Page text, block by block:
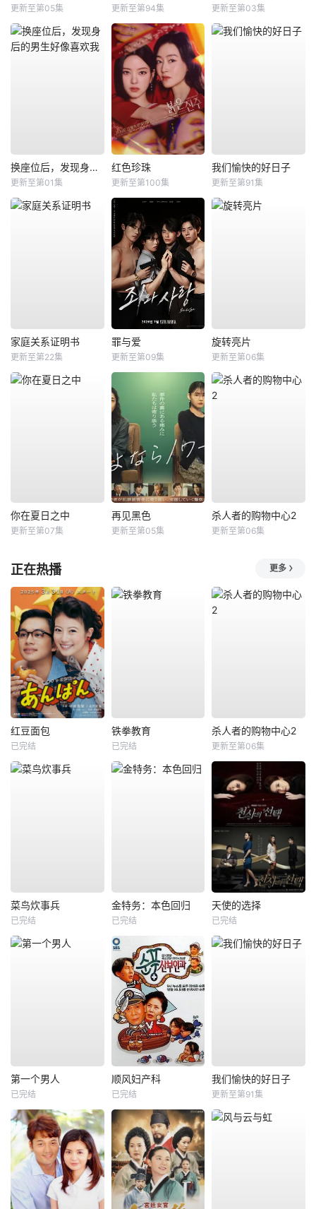
更新至第05集 更新至第94集 更新至第03集
换座位后，发现身后的男生好像喜欢我
更新至第01集
红色珍珠
更新至第100集
我们愉快的好日子
更新至第91集
家庭关系证明书
更新至第22集
罪与爱
更新至第09集
旋转亮片
更新至第06集
你在夏日之中
更新至第07集
再见黑色
更新至第05集
杀人者的购物中心2
更新至第06集
正在热播 更多
红豆面包
已完结
铁拳教育
已完结
杀人者的购物中心2
更新至第06集
菜鸟炊事兵
已完结
金特务：本色回归
已完结
天使的选择
已完结
第一个男人
已完结
顺风妇产科
已完结
我们愉快的好日子
更新至第91集